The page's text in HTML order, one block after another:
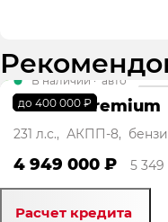
до 400 000 ₽
В наличии · авто
GS8 GX Premium
231 л.с., АКПП-8,
4 949 000 ₽ 5
Расчет кредита